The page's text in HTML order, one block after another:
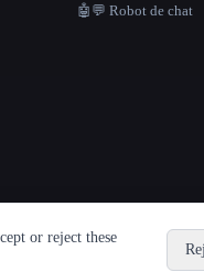
🤖💬 Robot de chat
or reject these